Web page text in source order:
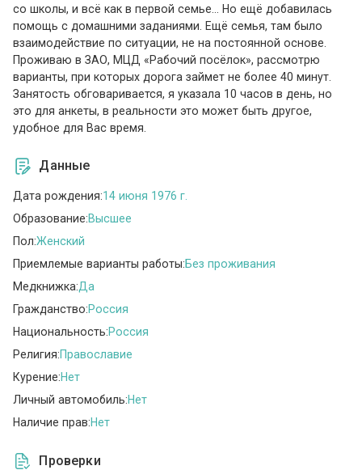
со школы, и всё как в первой семье... Но ещё добавилась
помощь с домашними заданиями. Ещё семья, там было
взаимодействие по ситуации, не на постоянной основе.
Проживаю в ЗАО, МЦД «Рабочий посёлок», рассмотрю
варианты, при которых дорога займет не более 40 минут.
Занятость обговаривается, я указала 10 часов в день, но
это для анкеты, в реальности это может быть другое,
удобное для Вас время.
Данные
Дата рождения:14 июня 1976 г.
Образование:Высшее
Пол:Женский
Приемлемые варианты работы:Без проживания
Медкнижка:Да
Гражданство:Россия
Национальность:Россия
Религия:Православие
Курение:Нет
Личный автомобиль:Нет
Наличие прав:Нет
Проверки